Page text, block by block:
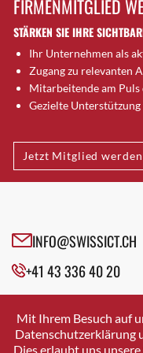
Brütten
Bubendorf
Bubikon
Buchs (SG)
Burgdorf
Bülach
Cazis
Cham
Davos Platz
Davos Platz 1
Dietikon
Dietlikon
FIRMENMITGLIED
STÄRKEN SIE IHRE
Ihr Unternehmen als
Zugang zu relevanten
Mitarbeitende am
Gezielte
Jetzt Mitglied werden
INFO@SWISSICT.CH
+41 43 336 40 20
SWISSICT
VULKANSTRASSE 120
8048 ZURICH
Mit Ihrem Besuch auf
Datenschutzerklärung
Dies erlaubt uns unsere